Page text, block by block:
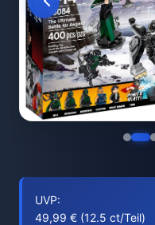
UVP:
49,99 € (12.5 ct/Teil)